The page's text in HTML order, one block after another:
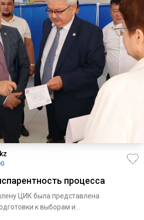
процесса
ЦИК была представлена
к выборам и